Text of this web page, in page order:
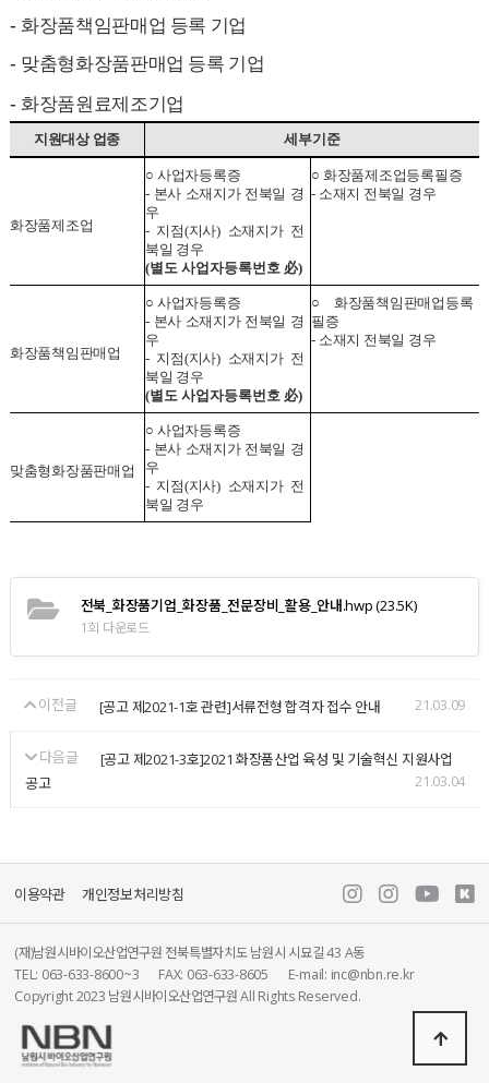
- 화장품책임판매업 등록 기업
- 맞춤형화장품판매업 등록 기업
- 화장품원료제조기업
지원대상 업종 세부기준
화장품제조업
○ 사업자등록증
- 본사 소재지가 전북일 경
우
- 지점(지사) 소재지가 전
북일 경우
(별도 사업자등록번호 必)
○ 화장품제조업등록필증
- 소재지 전북일 경우
화장품책임판매업
○ 사업자등록증
- 본사 소재지가 전북일 경
우
- 지점(지사) 소재지가 전
북일 경우
(별도 사업자등록번호 必)
○ 화장품책임판매업등록
필증
- 소재지 전북일 경우
맞춤형화장품판매업
○ 사업자등록증
- 본사 소재지가 전북일 경
우
- 지점(지사) 소재지가 전
북일 경우
전북_화장품기업_화장품_전문장비_활용_안내.hwp(23.5K)
1회 다운로드
이전글 [공고 제2021-1호 관련]서류전형 합격자 접수 안내 21.03.09
다음글
[공고 제2021-3호]2021 화장품산업 육성 및 기술혁신 지원사업
공고
21.03.04
이용약관 개인정보처리방침
(재)남원시바이오산업연구원 전북특별자치도 남원시 시묘길 43 A동
TEL: 063-633-8600~3
FAX: 063-633-8605
E-mail: inc@nbn.re.kr
Copyright 2023 남원시바이오산업연구원 All Rights Reserved.